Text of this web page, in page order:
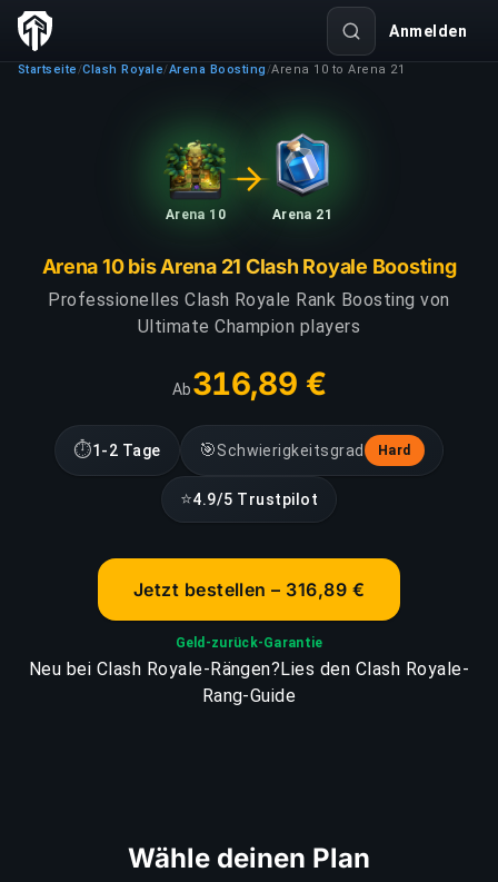
Anmelden
Startseite /Clash Royale/Arena Boosting /Arena 10 to Arena 21
Arena 10 Arena 21
Arena 10 bis Arena 21 Clash Royale Boosting
Professionelles Clash Royale Rank Boosting von
Ultimate Champion players
Ab316,89 €
⏱1-2 Tage 🎯Schwierigkeitsgrad Hard
⭐4.9/5 Trustpilot
Jetzt bestellen – 316,89 €
Geld-zurück-Garantie
Neu bei Clash Royale-Rängen?Lies den Clash Royale-
Rang-Guide
Wähle deinen Plan